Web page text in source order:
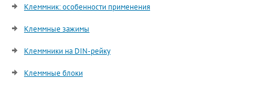
Клеммник: особенности применения
Клеммные зажимы
Клеммники на DIN-рейку
Клеммные блоки